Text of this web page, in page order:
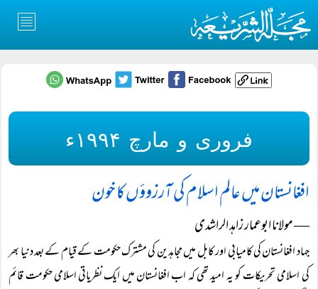
فروری و مارچ ۱۹۹۴ء
افغانستان میں عالم اسلام کی آرزوؤں کا خون
― مولانا ابوعمار زاہد الراشدی
جہاد افغانستان کی کامیابی اور کابل میں مجاہدین کی مشترک حکومت کے قیام کے بعد دنیا بھر
کی اسلامی تحریکات کو یہ امید تھی کہ اب افغانستان میں ایک نظریاتی اسلامی حکومت قائم